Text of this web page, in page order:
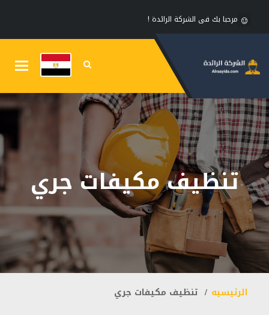
مرحبا بك فى الشركة الرائدة !
تنظيف مكيفات جري
الرئيسيه تنظيف مكيفات جري